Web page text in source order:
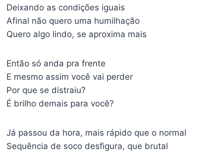
Deixando as condições iguais
Afinal não quero uma humilhação
Quero algo lindo, se aproxima mais
Então só anda pra frente
E mesmo assim você vai perder
Por que se distraiu?
É brilho demais para você?
Já passou da hora, mais rápido que o normal
Sequência de soco desfigura, que brutal